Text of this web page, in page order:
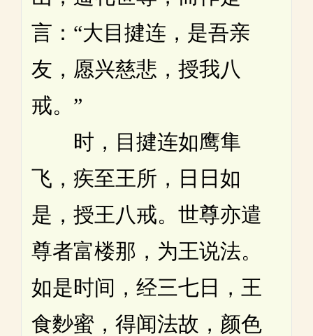
言：“大目揵连，是吾亲
友，愿兴慈悲，授我八
戒。”
时，目揵连如鹰隼
飞，疾至王所，日日如
是，授王八戒。世尊亦遣
尊者富楼那，为王说法。
如是时间，经三七日，王
食麨蜜，得闻法故，颜色